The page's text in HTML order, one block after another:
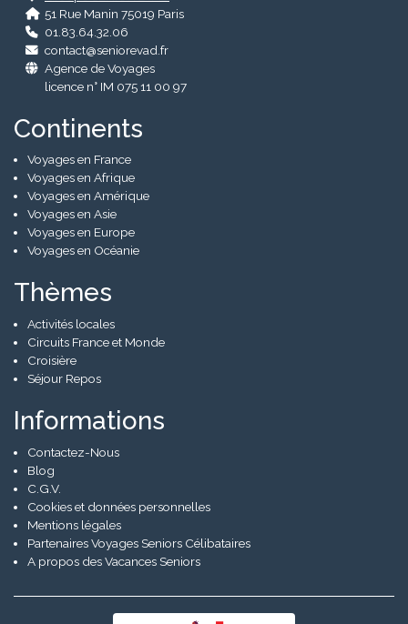
51 Rue Manin 75019 Paris
01.83.64.32.06
contact@seniorevad.fr
Agence de Voyages
licence n° IM 075 11 00 97
Continents
Voyages en France
Voyages en Afrique
Voyages en Amérique
Voyages en Asie
Voyages en Europe
Voyages en Océanie
Thèmes
Activités locales
Circuits France et Monde
Croisière
Séjour Repos
Informations
Contactez-Nous
Blog
C.G.V.
Cookies et données personnelles
Mentions légales
Partenaires Voyages Seniors Célibataires
A propos des Vacances Seniors